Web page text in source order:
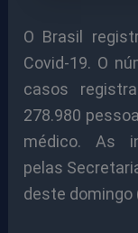
O Brasil
Covid-19. O
casos
278.980
médico. As
pelas
deste domingo